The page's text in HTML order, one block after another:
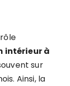
intérieur à
sur
Ainsi, la